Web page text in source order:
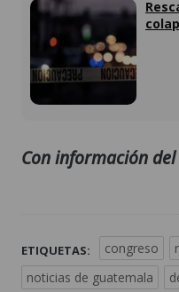
Con información
ETIQUETAS: congreso
noticias de guatemala